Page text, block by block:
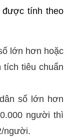
được tính theo
lớn hơn hoặc
tích tiêu chuẩn
số lớn hơn
người thì
người.